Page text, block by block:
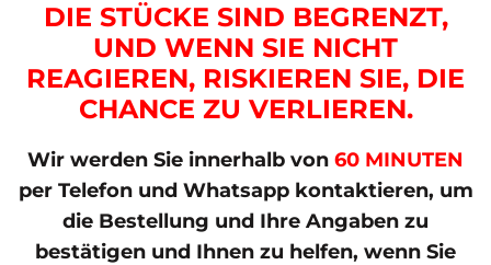
DIE STÜCKE SIND BEGRENZT,
UND WENN SIE NICHT
REAGIEREN, RISKIEREN SIE, DIE
CHANCE ZU VERLIEREN.
Wir werden Sie innerhalb von 60 MINUTEN
per Telefon und Whatsapp kontaktieren, um
die Bestellung und Ihre Angaben zu
bestätigen und Ihnen zu helfen, wenn Sie